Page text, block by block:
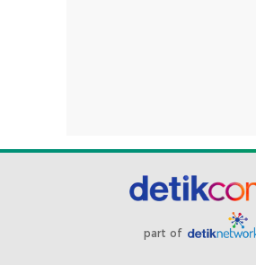
part of